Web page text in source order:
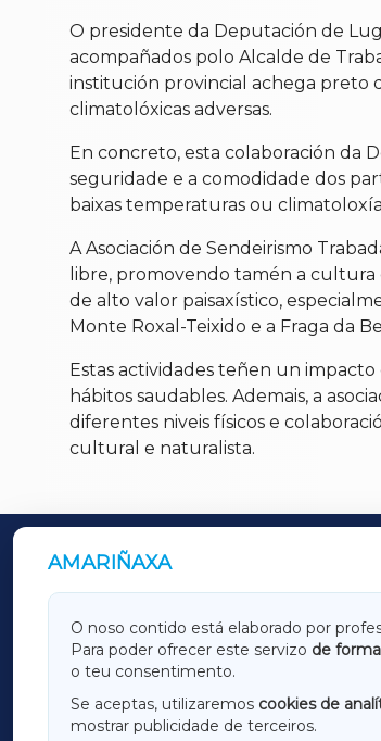
O presidente da Deputación de
acompañados polo Alcalde de
institución provincial achega preto
climatolóxicas adversas.
En concreto, esta colaboración da
seguridade e a comodidade dos
baixas temperaturas ou
A Asociación de Sendeirismo
libre, promovendo tamén a
de alto valor paisaxístico,
Monte Roxal-Teixido e a Fraga da
Estas actividades teñen un
hábitos saudables. Ademais, a
diferentes niveis físicos e
cultural e naturalista.
AMARIÑAXA
O noso contido está elaborado por
Para poder ofrecer este servizo de
o teu consentimento.
Se aceptas, utilizaremos cookies de
mostrar publicidade de terceiros.
OUTROS PERIÓDICOS
GALICIAXA
AMARIÑAXA
OURENSEXA